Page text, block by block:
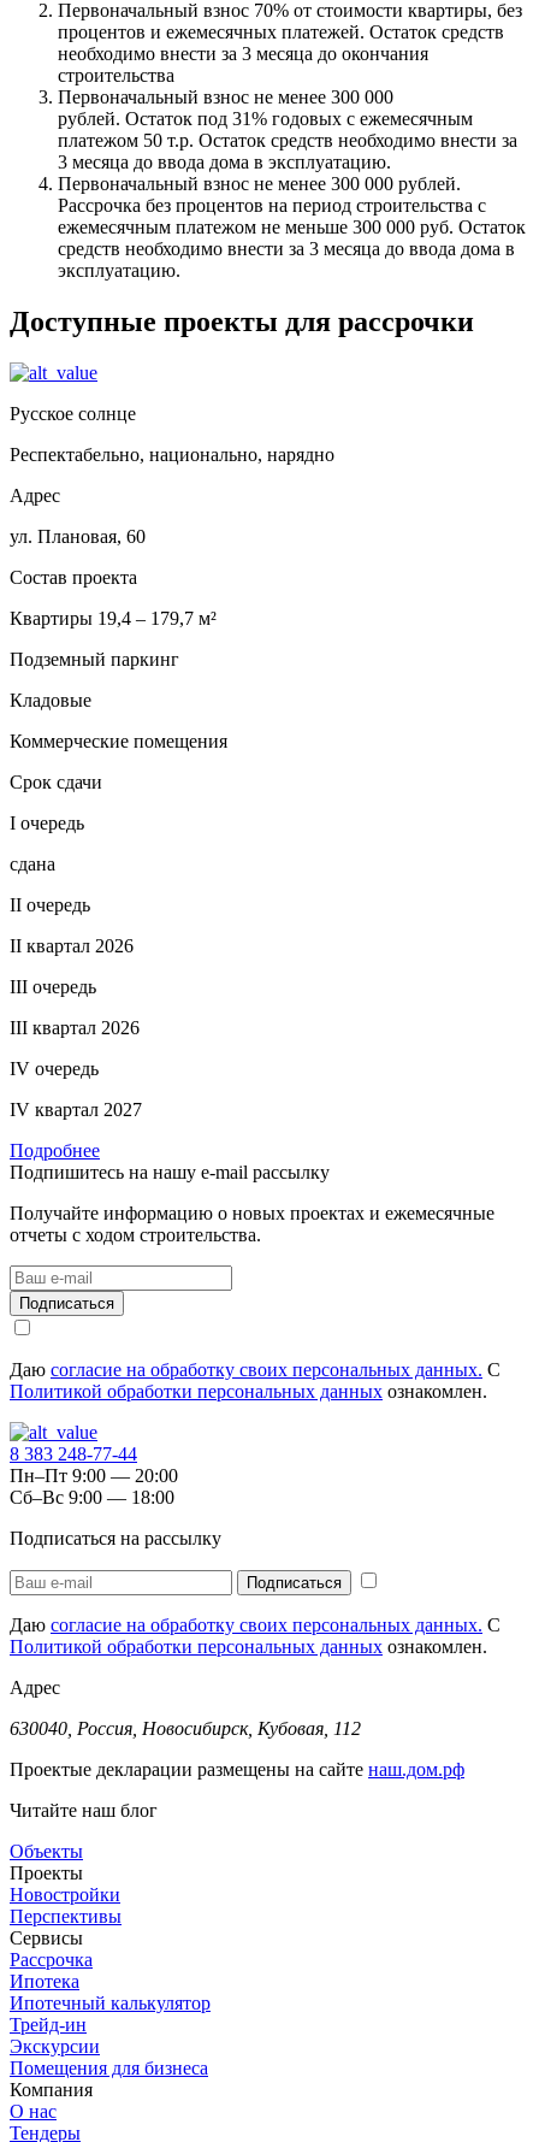
Первоначальный взнос 70% от стоимости квартиры, без
процентов и ежемесячных платежей. Остаток средств
необходимо внести за 3 месяца до окончания
строительства
Первоначальный взнос не менее 300 000
рублей. Остаток под 31% годовых с ежемесячным
платежом 50 т.р. Остаток средств необходимо внести за
3 месяца до ввода дома в эксплуатацию.
Первоначальный взнос не менее 300 000 рублей.
Рассрочка без процентов на период строительства с
ежемесячным платежом не меньше 300 000 руб. Остаток
средств необходимо внести за 3 месяца до ввода дома в
эксплуатацию.
Доступные проекты для рассрочки
Русское солнце
Респектабельно, национально, нарядно
Адрес
ул. Плановая, 60
Состав проекта
Квартиры 19,4 – 179,7 м²
Подземный паркинг
Кладовые
Коммерческие помещения
Срок сдачи
I очередь
сдана
II очередь
II квартал 2026
III очередь
III квартал 2026
IV очередь
IV квартал 2027
Подробнее
Подпишитесь на нашу e-mail рассылку
Получайте информацию о новых проектах и ежемесячные
отчеты с ходом строительства.
Даю согласие на обработку своих персональных данных. С
Политикой обработки персональных данных ознакомлен.
8 383 248-77-44
Пн–Пт 9:00 — 20:00
Сб–Вс 9:00 — 18:00
Подписаться на рассылку
Даю согласие на обработку своих персональных данных. С
Политикой обработки персональных данных ознакомлен.
Адрес
630040, Россия, Новосибирск, Кубовая, 112
Проектые декларации размещены на сайте наш.дом.рф
Читайте наш блог
Объекты
Проекты
Новостройки
Перспективы
Сервисы
Рассрочка
Ипотека
Ипотечный калькулятор
Трейд-ин
Экскурсии
Помещения для бизнеса
Компания
О нас
Тендеры